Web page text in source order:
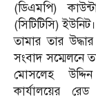
(ডিএমপি)
(সিটিটিসি)
তামার তার
সংবাদ সম্মেলনে
মোসলেহ উদ্দিন
কার্যালয়ের